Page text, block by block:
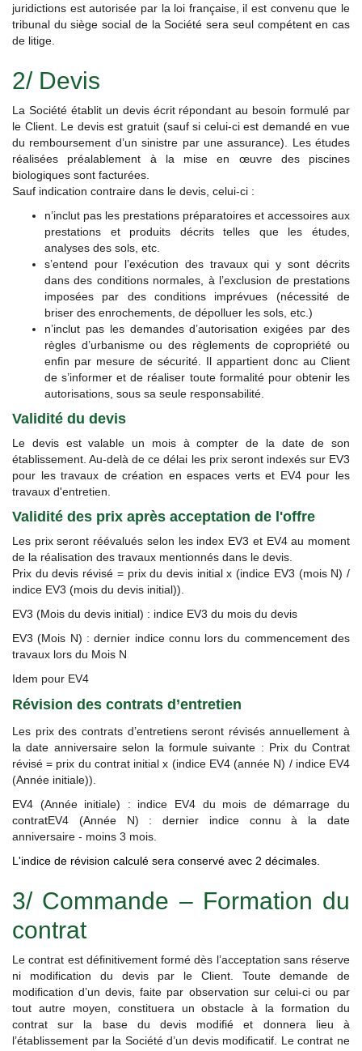
juridictions est autorisée par la loi française, il est convenu que le
tribunal du siège social de la Société sera seul compétent en cas
de litige.
2/ Devis
La Société établit un devis écrit répondant au besoin formulé par
le Client. Le devis est gratuit (sauf si celui-ci est demandé en vue
du remboursement d’un sinistre par une assurance). Les études
réalisées préalablement à la mise en œuvre des piscines
biologiques sont facturées.
Sauf indication contraire dans le devis, celui-ci :
n’inclut pas les prestations préparatoires et accessoires aux
prestations et produits décrits telles que les études,
analyses des sols, etc.
s’entend pour l’exécution des travaux qui y sont décrits
dans des conditions normales, à l’exclusion de prestations
imposées par des conditions imprévues (nécessité de
briser des enrochements, de dépolluer les sols, etc.)
n’inclut pas les demandes d’autorisation exigées par des
règles d’urbanisme ou des règlements de copropriété ou
enfin par mesure de sécurité. Il appartient donc au Client
de s’informer et de réaliser toute formalité pour obtenir les
autorisations, sous sa seule responsabilité.
Validité du devis
Le devis est valable un mois à compter de la date de son
établissement. Au-delà de ce délai les prix seront indexés sur EV3
pour les travaux de création en espaces verts et EV4 pour les
travaux d'entretien.
Validité des prix après acceptation de l'offre
Les prix seront réévalués selon les index EV3 et EV4 au moment
de la réalisation des travaux mentionnés dans le devis.
Prix du devis révisé = prix du devis initial x (indice EV3 (mois N) /
indice EV3 (mois du devis initial)).
EV3 (Mois du devis initial) : indice EV3 du mois du devis
EV3 (Mois N) : dernier indice connu lors du commencement des
travaux lors du Mois N
Idem pour EV4
Révision des contrats d’entretien
Les prix des contrats d’entretiens seront révisés annuellement à
la date anniversaire selon la formule suivante : Prix du Contrat
révisé = prix du contrat initial x (indice EV4 (année N) / indice EV4
(Année initiale)).
EV4 (Année initiale) : indice EV4 du mois de démarrage du
contratEV4 (Année N) : dernier indice connu à la date
anniversaire - moins 3 mois.
L'indice de révision calculé sera conservé avec 2 décimales.
3/ Commande – Formation du
contrat
Le contrat est définitivement formé dès l’acceptation sans réserve
ni modification du devis par le Client. Toute demande de
modification d’un devis, faite par observation sur celui-ci ou par
tout autre moyen, constituera un obstacle à la formation du
contrat sur la base du devis modifié et donnera lieu à
l’établissement par la Société d’un devis modificatif. Le contrat ne